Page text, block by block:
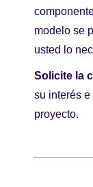
modelo se
usted lo
Solicite la
su interés
proyecto.